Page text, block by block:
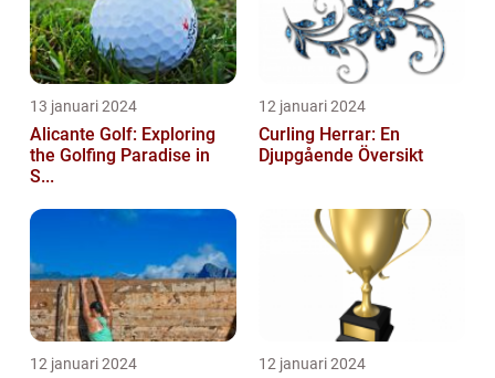
13 januari 2024
Alicante Golf: Exploring
the Golfing Paradise in
S...
12 januari 2024
Curling Herrar: En
Djupgående Översikt
12 januari 2024 12 januari 2024